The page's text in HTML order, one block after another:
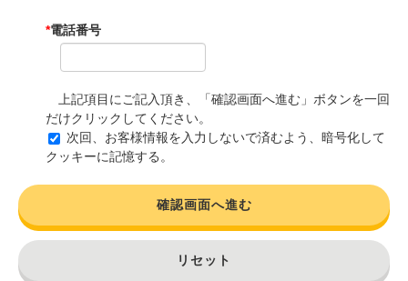
*電話番号
上記項目にご記入頂き、「確認画面へ進む」ボタンを一回
だけクリックしてください。
次回、お客様情報を入力しないで済むよう、暗号化して
クッキーに記憶する。
確認画面へ進む
リセット